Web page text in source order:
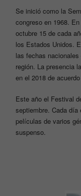
Se inició como la
congreso en 1968.
octubre 15 de cada
los Estados Unidos.
las fechas
región. La presencia
en el 2018 de
Este año el Festival
septiembre. Cada
películas de varios
suspenso.